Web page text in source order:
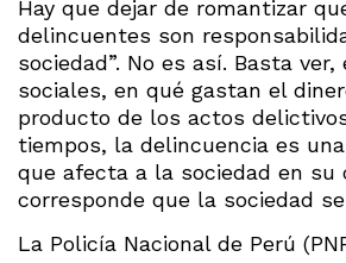
Hay que dejar de romantizar
delincuentes son
sociedad”. No es así. Basta
sociales, en qué gastan el
producto de los actos
tiempos, la delincuencia es
que afecta a la sociedad en su
corresponde que la sociedad
La Policía Nacional de Perú